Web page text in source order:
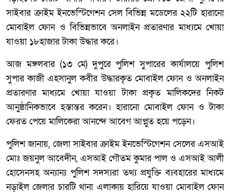
সাইবার ক্রাইম ইনভেস্টিগেশন সেল বিভিন্ন মডেলের ২২টি হারানো
মোবাইল ফোন ও বিভিন্নভাবে অনলাইন প্রতারণার মাধ্যমে খোয়া
যাওয়া ১৮হাজার টাকা উদ্ধার করে।
আজ মঙ্গলবার (১৩ মে) দুপুরে পুলিশ সুপারের কার্যালয়ে পুলিশ
সুপার কাজী এহসানুল কবীর উদ্ধারকৃত মোবাইল ফোন ও অনলাইন
প্রতারণার মাধ্যমে খোয়া যাওয়া টাকা প্রকৃত মালিকদের নিকট
আনুষ্ঠানিকভাবে হস্তান্তর করেন। হারানো মোবাইল ফোন ও টাকা
ফেরত পেয়ে মালিকেরা আনন্দে আবেগ আপ্লুত হয়ে পড়েন।
পুলিশ জানায়, জেলা সাইবার ক্রাইম ইনভেস্টিগেশন সেলের এসআই
মোঃ জয়নুল আবেদীন, এসআই গৌতম কুমার পাল ও এসআই আলী
হোসেনসহ অন্যান্য পুলিশ সদস্যরা তথ্য প্রযুক্তি ব্যবহারের মাধ্যমে
নড়াইল জেলার চারটি থানা এলাকায় হারিয়ে যাওয়া মোবাইল ফোন